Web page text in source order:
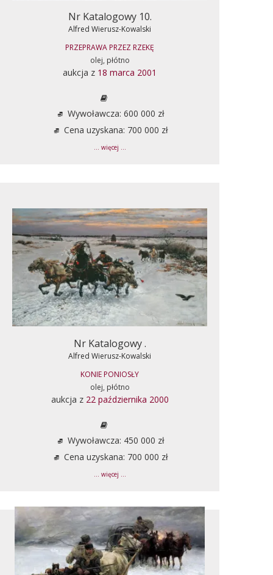
Nr Katalogowy 10.
Alfred Wierusz-Kowalski
PRZEPRAWA PRZEZ RZEKĘ
olej, płótno
aukcja z 18 marca 2001
Wywoławcza: 600 000 zł
Cena uzyskana: 700 000 zł
... więcej ...
Nr Katalogowy .
Alfred Wierusz-Kowalski
KONIE PONIOSŁY
olej, płótno
aukcja z 22 października 2000
Wywoławcza: 450 000 zł
Cena uzyskana: 700 000 zł
... więcej ...